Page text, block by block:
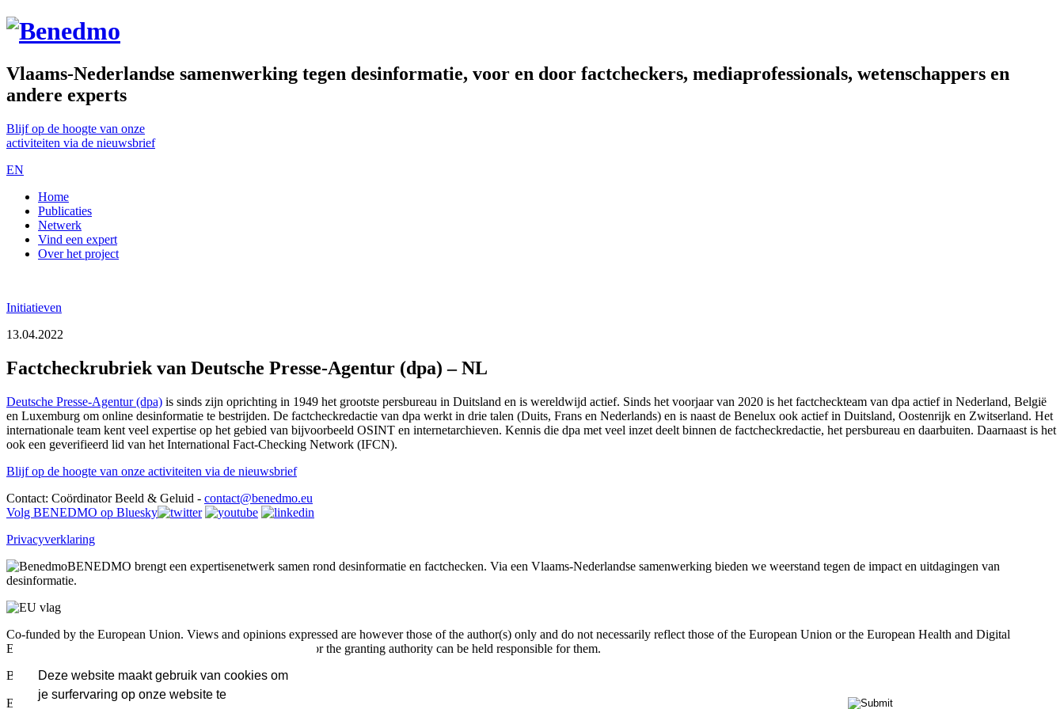
Deze website maakt gebruik van cookies om
je surfervaring op onze website te
Vlaams-Nederlandse samenwerking tegen desinformatie, voor en door factcheckers, mediaprofessionals, wetenschappers en
andere experts
Blijf op de hoogte van onze
activiteiten via de nieuwsbrief
EN
Home
Publicaties
Netwerk
Vind een expert
Over het project
Initiatieven
13.04.2022
Factcheckrubriek van Deutsche Presse-Agentur (dpa) – NL
Deutsche Presse-Agentur (dpa) is sinds zijn oprichting in 1949 het grootste persbureau in Duitsland en is wereldwijd actief. Sinds het voorjaar van 2020 is het factcheckteam van dpa actief in Nederland, België
en Luxemburg om online desinformatie te bestrijden. De factcheckredactie van dpa werkt in drie talen (Duits, Frans en Nederlands) en is naast de Benelux ook actief in Duitsland, Oostenrijk en Zwitserland. Het
internationale team kent veel expertise op het gebied van bijvoorbeeld OSINT en internetarchieven. Kennis die dpa met veel inzet deelt binnen de factcheckredactie, het persbureau en daarbuiten. Daarnaast is het
ook een geverifieerd lid van het International Fact-Checking Network (IFCN).
Blijf op de hoogte van onze activiteiten via de nieuwsbrief
Contact: Coördinator Beeld & Geluid - contact@benedmo.eu
Volg BENEDMO op Bluesky
Privacyverklaring
BENEDMO brengt een expertisenetwerk samen rond desinformatie en factchecken. Via een Vlaams-Nederlandse samenwerking bieden we weerstand tegen de impact en uitdagingen van
desinformatie.
Co-funded by the European Union. Views and opinions expressed are however those of the author(s) only and do not necessarily reflect those of the European Union or the European Health and Digital
Executive Agency (HADEA). Neither the European Union nor the granting authority can be held responsible for them.
Blijf op de hoogte van onze activiteiten via de nieuwsbrief
Email Address